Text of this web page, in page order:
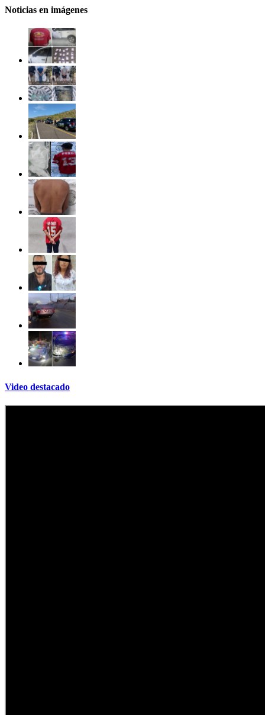
Noticias en imágenes
Video destacado